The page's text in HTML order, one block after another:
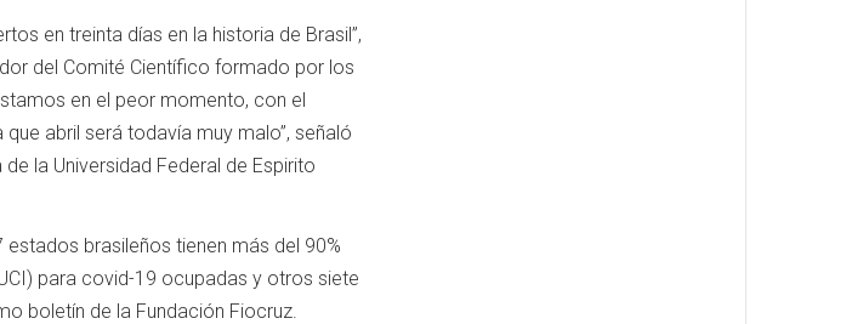
en treinta días en la historia de Brasil”,
del Comité Científico formado por los
en el peor momento, con el
abril será todavía muy malo”, señaló
la Universidad Federal de Espirito
brasileños tienen más del 90%
para covid-19 ocupadas y otros siete
boletín de la Fundación Fiocruz.